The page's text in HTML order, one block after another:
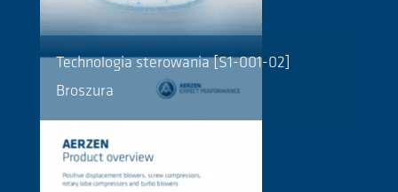
Technologia sterowania [S1-001-02]
Broszura